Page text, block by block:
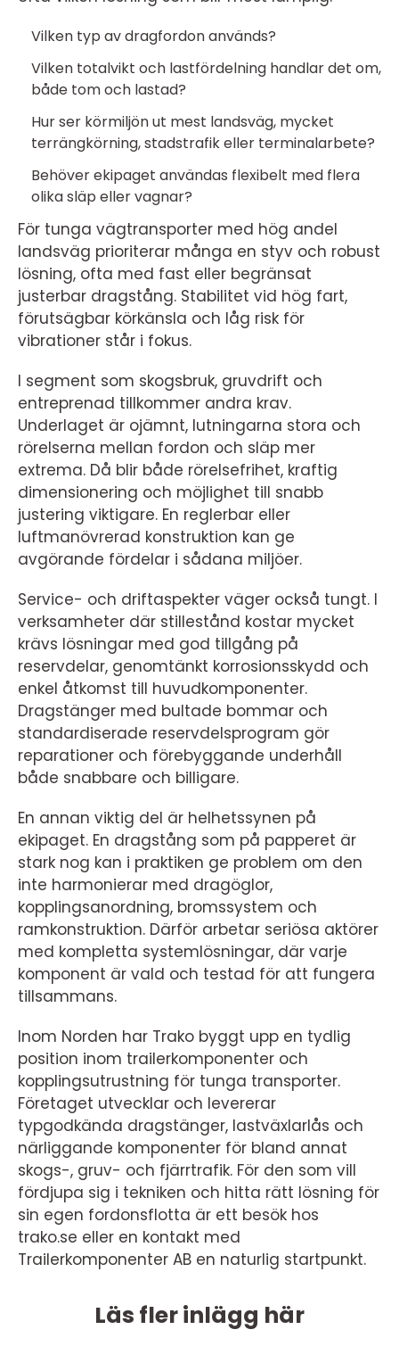
Vilken typ av dragfordon används?
Vilken totalvikt och lastfördelning handlar det om,
både tom och lastad?
Hur ser körmiljön ut mest landsväg, mycket
terrängkörning, stadstrafik eller terminalarbete?
Behöver ekipaget användas flexibelt med flera
olika släp eller vagnar?
För tunga vägtransporter med hög andel
landsväg prioriterar många en styv och robust
lösning, ofta med fast eller begränsat
justerbar dragstång. Stabilitet vid hög fart,
förutsägbar körkänsla och låg risk för
vibrationer står i fokus.
I segment som skogsbruk, gruvdrift och
entreprenad tillkommer andra krav.
Underlaget är ojämnt, lutningarna stora och
rörelserna mellan fordon och släp mer
extrema. Då blir både rörelsefrihet, kraftig
dimensionering och möjlighet till snabb
justering viktigare. En reglerbar eller
luftmanövrerad konstruktion kan ge
avgörande fördelar i sådana miljöer.
Service- och driftaspekter väger också tungt. I
verksamheter där stillestånd kostar mycket
krävs lösningar med god tillgång på
reservdelar, genomtänkt korrosionsskydd och
enkel åtkomst till huvudkomponenter.
Dragstänger med bultade bommar och
standardiserade reservdelsprogram gör
reparationer och förebyggande underhåll
både snabbare och billigare.
En annan viktig del är helhetssynen på
ekipaget. En dragstång som på papperet är
stark nog kan i praktiken ge problem om den
inte harmonierar med dragöglor,
kopplingsanordning, bromssystem och
ramkonstruktion. Därför arbetar seriösa aktörer
med kompletta systemlösningar, där varje
komponent är vald och testad för att fungera
tillsammans.
Inom Norden har Trako byggt upp en tydlig
position inom trailerkomponenter och
kopplingsutrustning för tunga transporter.
Företaget utvecklar och levererar
typgodkända dragstänger, lastväxlarlås och
närliggande komponenter för bland annat
skogs-, gruv- och fjärrtrafik. För den som vill
fördjupa sig i tekniken och hitta rätt lösning för
sin egen fordonsflotta är ett besök hos
trako.se eller en kontakt med
Trailerkomponenter AB en naturlig startpunkt.
Läs fler inlägg här